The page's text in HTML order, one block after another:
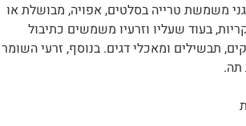
משמשת טרייה בסלטים, אפויה, מבושלת או
בעוד שעליו וזרעיו משמשים כתיבול
תבשילים ומאכלי דגים. בנוסף, זרעי השומר
תה.